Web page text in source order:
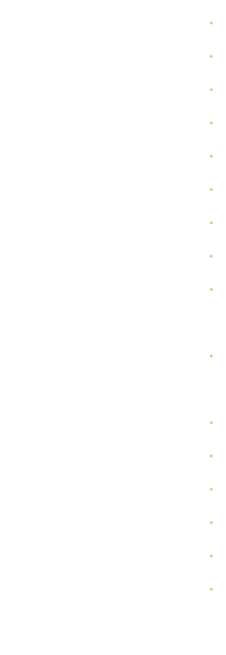
・
・
・
・
・
・
・
・
・
・
・
・
・
・
・
・